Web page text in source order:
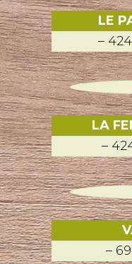
LE
–
LA
–
–